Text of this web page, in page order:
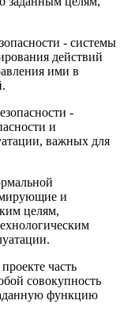
- системы
действий
ими в
-
и
важных для
и
целям,
часть
совокупность
функцию